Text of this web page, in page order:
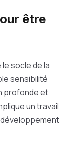
être
socle de la
sensibilité
profonde et
un travail